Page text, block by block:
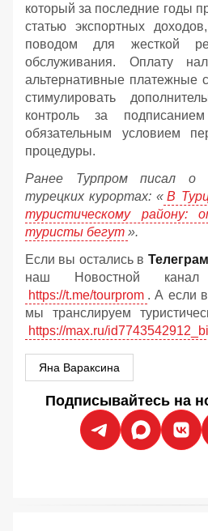
который за последние годы
статью экспортных
поводом для жесткой
обслуживания. Оплату
альтернативные платежные
стимулировать
контроль за
обязательным условием
процедуры.
Ранее Турпром писал о
турецких курортах: « В
туристическому району:
туристы бегут ».
Если вы остались в
наш Новостной
https://t.me/tourprom . А если
мы транслируем
https://max.ru/
Яна Вараксина
Подписывайтесь на